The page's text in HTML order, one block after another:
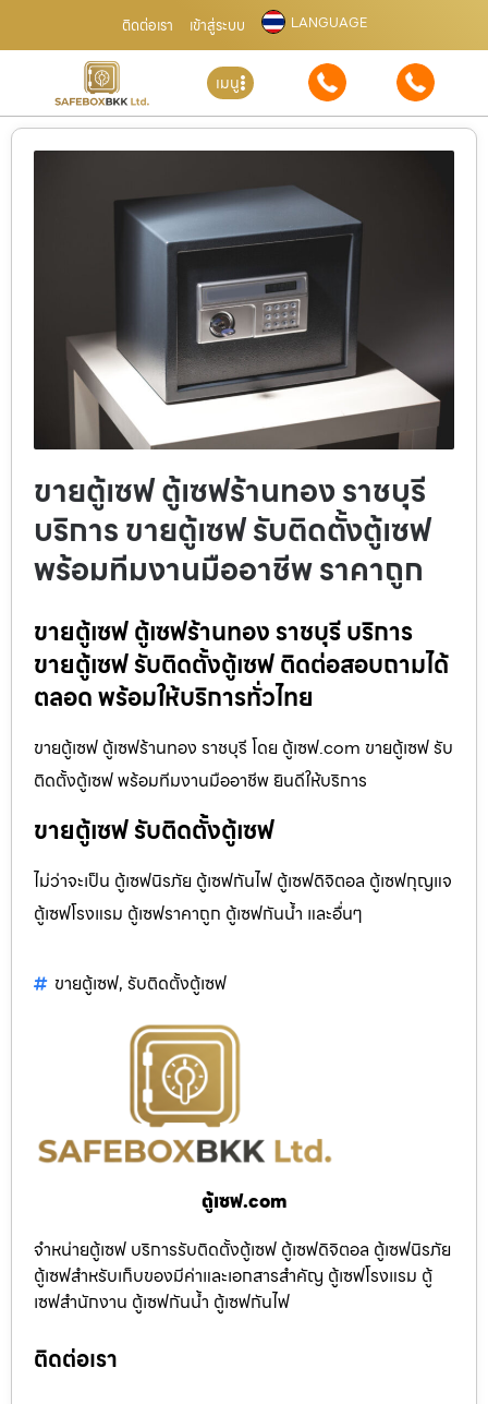
ติดต่อเรา เข้าสู่ระบบ LANGUAGE
เมนู
ขายตู้เซฟ ตู้เซฟร้านทอง ราชบุรี
บริการ ขายตู้เซฟ รับติดตั้งตู้เซฟ
พร้อมทีมงานมืออาชีพ ราคาถูก
ขายตู้เซฟ ตู้เซฟร้านทอง ราชบุรี บริการ
ขายตู้เซฟ รับติดตั้งตู้เซฟ ติดต่อสอบถามได้
ตลอด พร้อมให้บริการทั่วไทย
ขายตู้เซฟ ตู้เซฟร้านทอง ราชบุรี โดย ตู้เซฟ.com ขายตู้เซฟ รับ
ติดตั้งตู้เซฟ พร้อมทีมงานมืออาชีพ ยินดีให้บริการ
ขายตู้เซฟ รับติดตั้งตู้เซฟ
ไม่ว่าจะเป็น ตู้เซฟนิรภัย ตู้เซฟกันไฟ ตู้เซฟดิจิตอล ตู้เซฟกุญแจ
ตู้เซฟโรงแรม ตู้เซฟราคาถูก ตู้เซฟกันน้ำ และอื่นๆ
ขายตู้เซฟ, รับติดตั้งตู้เซฟ
ตู้เซฟ.com
จำหน่ายตู้เซฟ บริการรับติดตั้งตู้เซฟ ตู้เซฟดิจิตอล ตู้เซฟนิรภัย
ตู้เซฟสำหรับเก็บของมีค่าและเอกสารสำคัญ ตู้เซฟโรงแรม ตู้
เซฟสำนักงาน ตู้เซฟกันน้ำ ตู้เซฟกันไฟ
ติดต่อเรา